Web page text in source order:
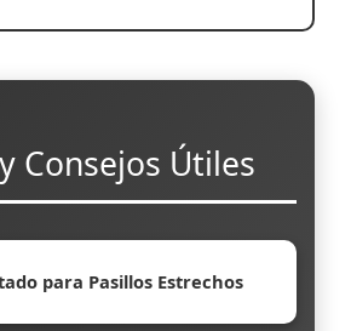
Consejos Útiles
para Pasillos Estrechos